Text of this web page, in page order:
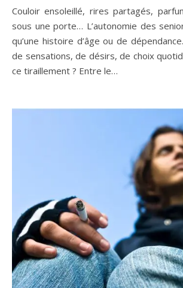
Couloir ensoleillé, rires partagés, parfum de café filtrant
sous une porte… L’autonomie des
qu’une histoire d’âge ou de
de sensations, de désirs, de choix
ce tiraillement ? Entre le…